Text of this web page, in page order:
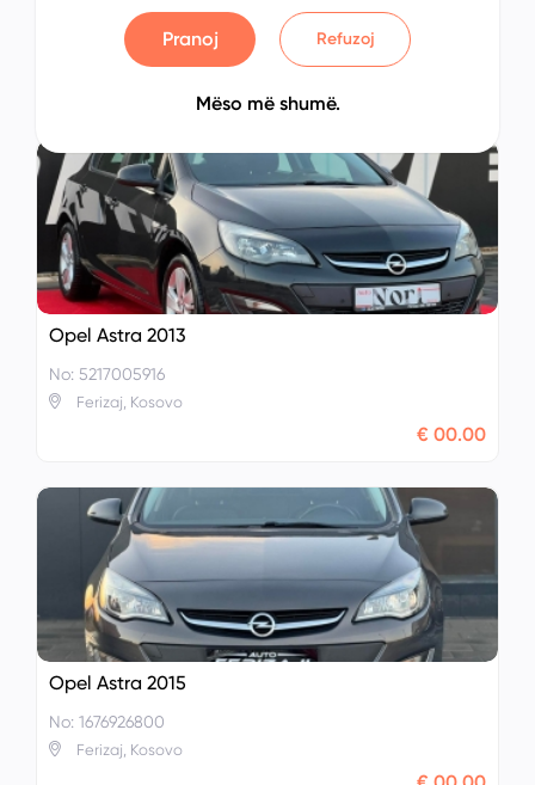
No: 6435924449
Prishtinë, Kosovo
Opel Astra 2013
No: 5217005916
Ferizaj, Kosovo
€ 00.00
Opel Astra 2015
No: 1676926800
Ferizaj, Kosovo
Pranoj Refuzoj
Mëso më shumë.